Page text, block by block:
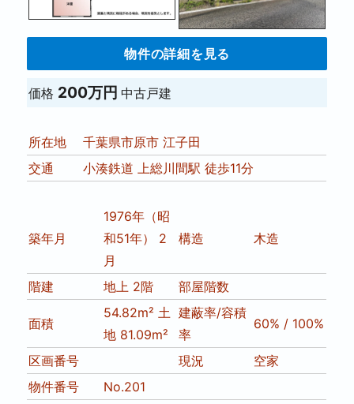
物件の詳細を見る
価格 200万円中古戸建
所在地
千葉県市原市 江子田
交通
小湊鉄道 上総川間駅 徒歩11分
築年月
1976年（昭
和51年） 2
月
構造 木造
階建 地上 2階 部屋階数
面積
54.82m² 土
地 81.09m²
建蔽率/容積
率
60% / 100%
区画番号 現況
空家
物件番号
No.201